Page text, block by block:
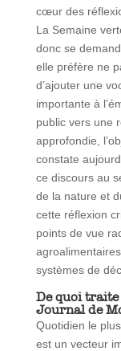
cœur des
La Semaine
donc se
elle préfère ne
d’ajouter une
importante à
public vers une
approfondie,
constate
ce discours au
de la nature et
cette réflexion
points de vue
systèmes de
De quoi traite
Journal de
Quotidien le
est un vecteur